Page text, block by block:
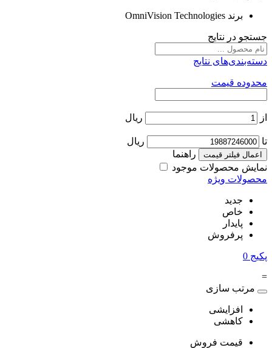
برند OmniVision Technologies
جستجو در نتایج
دسته‌بندی‌های نتایج
محدوده قیمت
از ریال
تا ریال
اعمال فیلتر قیمت
راهنما
نمایش محصولات موجود
محصولات ویژه
جدید
خاص
پایدار
پرفروش
پکیج 0
=
مرتب سازی
افزایشی
کاهشی
قیمت فروش